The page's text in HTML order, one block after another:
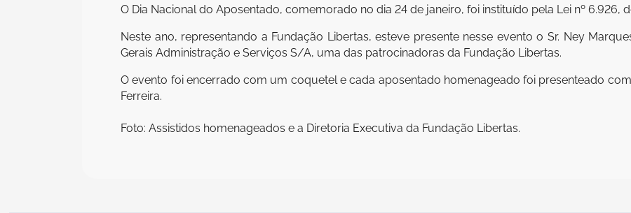
O Dia Nacional do Aposentado, comemorado no dia 24 de janeiro, foi instituído pela Lei nº 6.926,
Neste ano, representando a Fundação Libertas, esteve presente nesse evento o Sr. Ney
Gerais Administração e Serviços S/A, uma das patrocinadoras da Fundação Libertas.
O evento foi encerrado com um coquetel e cada aposentado homenageado foi presenteado
Ferreira.
Foto: Assistidos homenageados e a Diretoria Executiva da Fundação Libertas.